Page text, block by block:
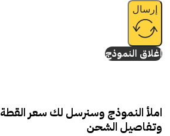
إرسال
إغلاق النموذج
املأ النموذج وسنرسل لك سعر القطة
وتفاصيل الشحن